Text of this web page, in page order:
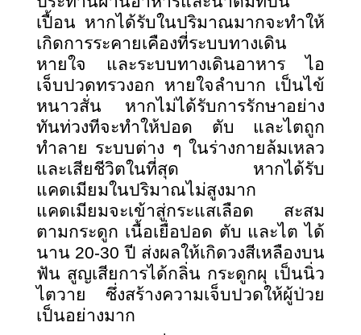
เปื้อน หากได้รับในปริมาณมากจะทำให้
เกิดการระคายเคืองที่ระบบทางเดิน
หายใจ และระบบทางเดินอาหาร ไอ
เจ็บปวดทรวงอก หายใจลำบาก เป็นไข้
หนาวสั่น หากไม่ได้รับการรักษาอย่าง
ทันท่วงทีจะทำให้ปอด ตับ และไตถูก
ทำลาย ระบบต่าง ๆ ในร่างกายล้มเหลว
และเสียชีวิตในที่สุด หากได้รับ
แคดเมียมในปริมาณไม่สูงมาก
แคดเมียมจะเข้าสู่กระแสเลือด สะสม
ตามกระดูก เนื้อเยื่อปอด ตับ และไต ได้
นาน 20-30 ปี ส่งผลให้เกิดวงสีเหลืองบน
ฟัน สูญเสียการได้กลิ่น กระดูกผุ เป็นนิ่ว
ไตวาย ซึ่งสร้างความเจ็บปวดให้ผู้ป่วย
เป็นอย่างมาก